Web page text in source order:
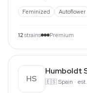
Feminized Autoflower
12 strains Premium
HS
Humboldt
🇪🇸Spain ·